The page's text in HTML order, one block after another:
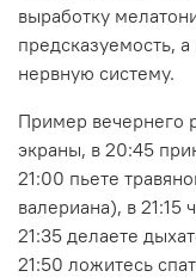
выработку
предсказуемость,
нервную систему.
Пример вечернего
экраны, в 20:45
21:00 пьете
валериана), в 21:15
21:35 делаете
21:50 ложитесь